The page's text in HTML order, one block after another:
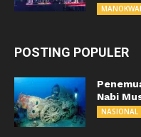
POSTING POPULER
Nabi
NASIONAL